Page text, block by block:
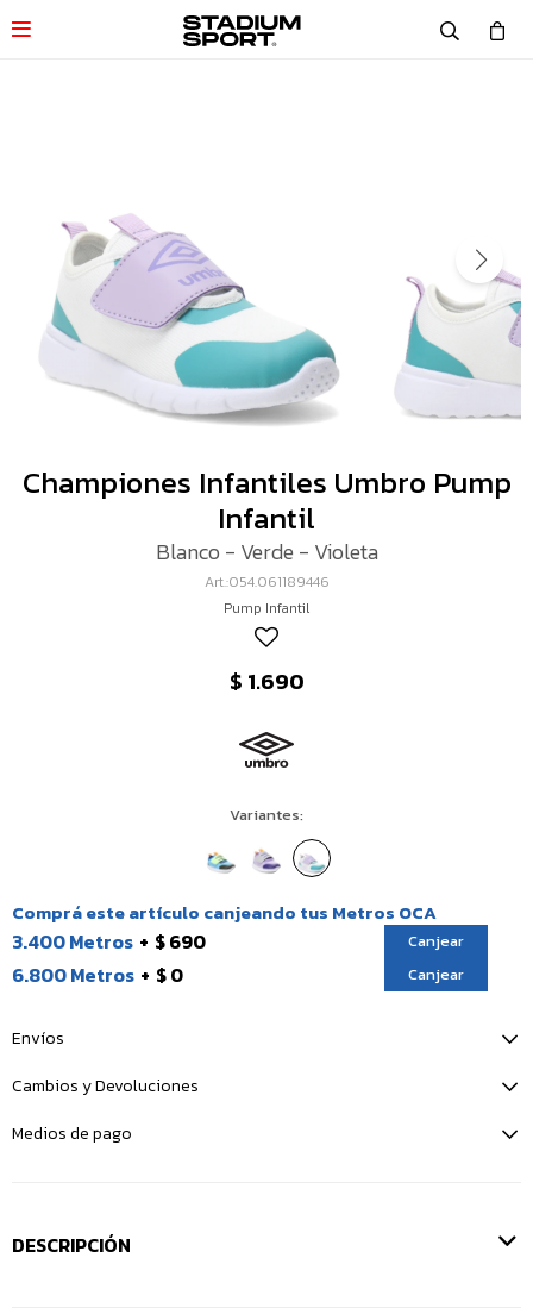

Championes Infantiles Umbro Pump
Infantil
Blanco - Verde - Violeta
054.061189446
Pump Infantil
$ 1.690
Variantes:
Comprá este artículo canjeando tus Metros OCA
3.400 Metros $ 690 Canjear
6.800 Metros $ 0 Canjear
Envíos
Cambios y Devoluciones
Medios de pago
DESCRIPCIÓN